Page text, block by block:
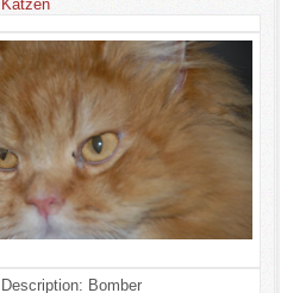
Katzen
Description: Bomber